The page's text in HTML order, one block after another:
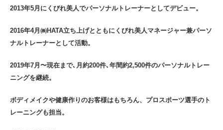
2013年5月にくびれ美人でパーソナルトレーナーとしてデビュー。
2016年4月㈱HATA立ち上げとともにくびれ美人マネージャー兼パーソ
ナルトレーナーとして活動。
2019年7月〜現在まで､月約200件､年間約2,500件のパーソナルトレー
ニングを継続。
ボディメイクや健康作りのお客様はもちろん、プロスポーツ選手のト
レーニングも担当。